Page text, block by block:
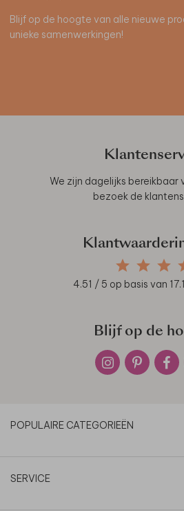
Blijf op de hoogte van alle nieuwe
unieke samenwerkingen!
We zijn dagelijks bereikbaar
bezoek de
4.51 / 5 op basis van
Blijf op de
POPULAIRE CATEGORIEËN
SERVICE